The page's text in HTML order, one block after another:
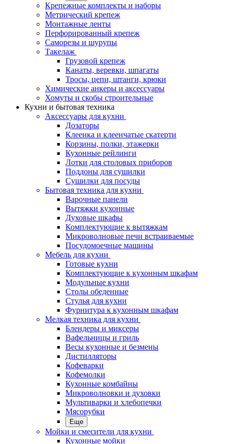
Крепежные комплекты и наборы
Метрический крепеж
Монтажные ленты
Перфорированный крепеж
Саморезы и шурупы
Такелаж
Грузовой крепеж
Канаты, веревки, шпагаты
Тросы, цепи, штанги, крюки
Химические анкеры и аксессуары
Хомуты и скобы строительные
Кухни и бытовая техника
Аксессуары для кухни
Дозаторы
Клеенка и клеенчатые скатерти
Корзины, полки, этажерки
Кухонные рейлинги
Лотки для столовых приборов
Поддоны для сушилки
Сушилки для посуды
Бытовая техника для кухни
Варочные панели
Вытяжки кухонные
Духовые шкафы
Комплектующие к вытяжкам
Микроволновые печи встраиваемые
Посудомоечные машины
Мебель для кухни
Готовые кухни
Комплектующие к кухонным шкафам
Модульные кухни
Столы обеденные
Стулья для кухни
Фурнитура к кухонным шкафам
Мелкая техника для кухни
Блендеры и миксеры
Вафельницы и гриль
Весы кухонные и безмены
Дистилляторы
Кофеварки
Кофемолки
Кухонные комбайны
Микроволновки и духовки
Мультиварки и хлебопечки
Мясорубки
Еще
Мойки и смесители для кухни
Кухонные мойки